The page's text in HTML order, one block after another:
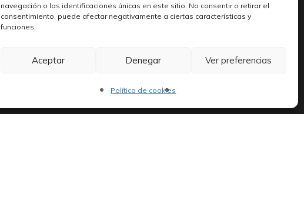
navegación o las identificaciones únicas en este sitio. No consentir o retirar el
consentimiento, puede afectar negativamente a ciertas características y
funciones.
Aceptar Denegar Ver preferencias
Política de cookies
C. Salamanca, 4, 02001